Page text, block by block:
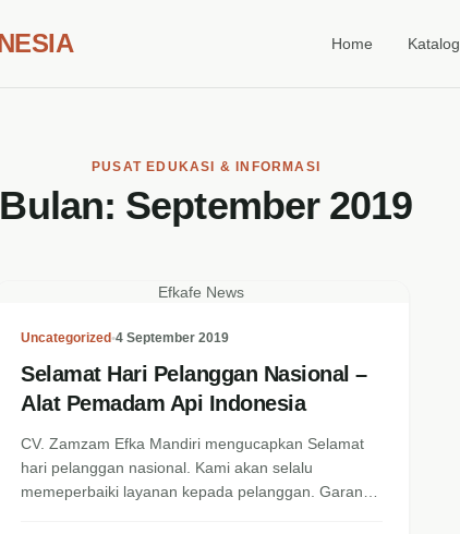
Home Katalog
PUSAT EDUKASI & INFORMASI
Bulan: September 2019
Efkafe News
Uncategorized•4 September 2019
Selamat Hari Pelanggan Nasional –
Alat Pemadam Api Indonesia
CV. Zamzam Efka Mandiri mengucapkan Selamat
hari pelanggan nasional. Kami akan selalu
memeperbaiki layanan kepada pelanggan. Garansi